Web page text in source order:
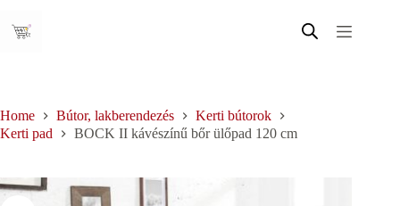
content
Home Bútor, lakberendezés
Kerti bútorok
Kerti pad
BOCK II kávészínű bőr ülőpad 120 cm